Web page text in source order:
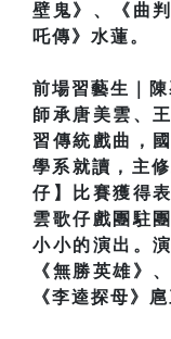
壁鬼》、《曲
吒傳》水蓮。
前場習藝生｜陳
師承唐美雲、
習傳統戲曲，
學系就讀，主
仔】比賽獲得
雲歌仔戲團駐
小小的演出。
《無勝英雄》
《李逵探母》